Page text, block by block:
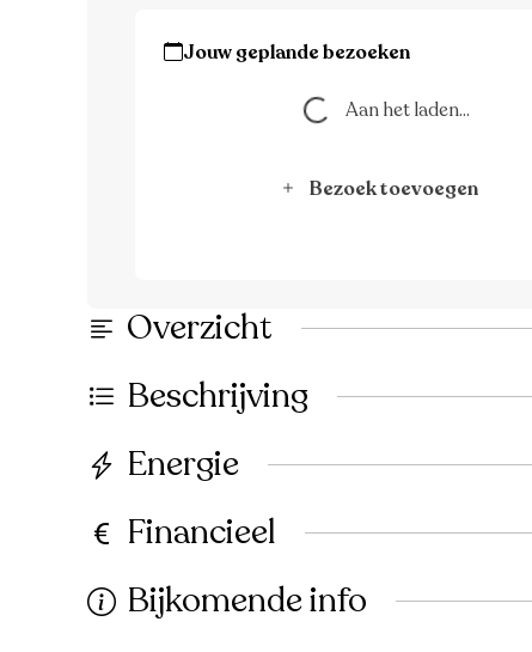
Jouw geplande bezoeken
Aan het laden... Aan het laden...
Bezoek toevoegen
Overzicht
Beschrijving
Energie
Financieel
Bijkomende info